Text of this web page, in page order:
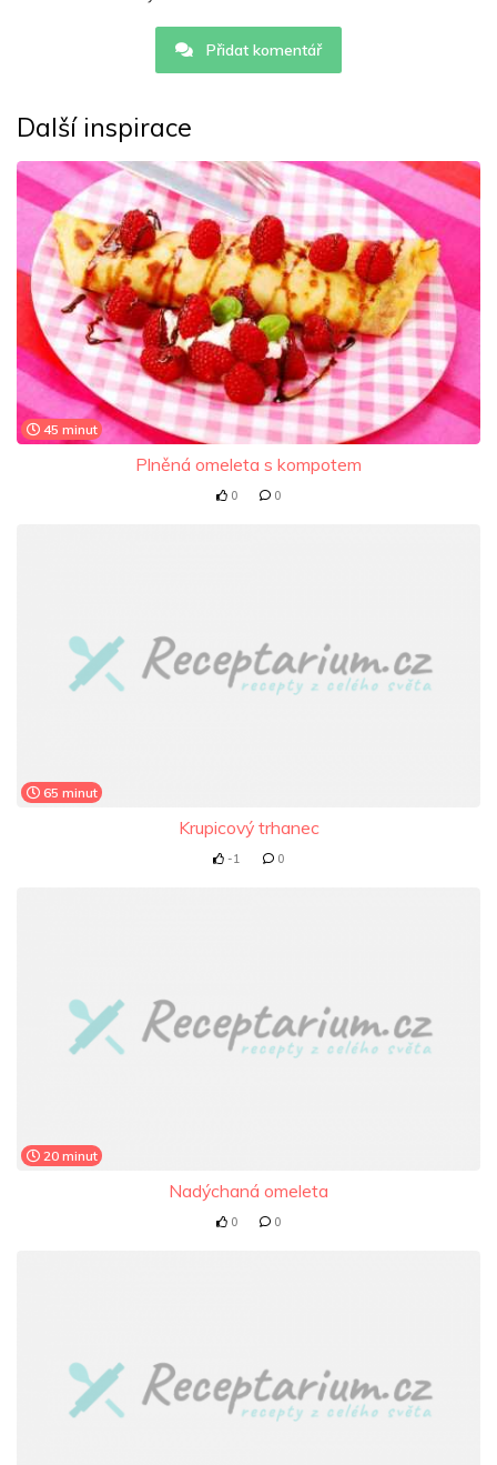
Přidat komentář
Další inspirace
45 minut
Plněná omeleta s kompotem
0 0
65 minut
Krupicový trhanec
-1 0
20 minut
Nadýchaná omeleta
0 0